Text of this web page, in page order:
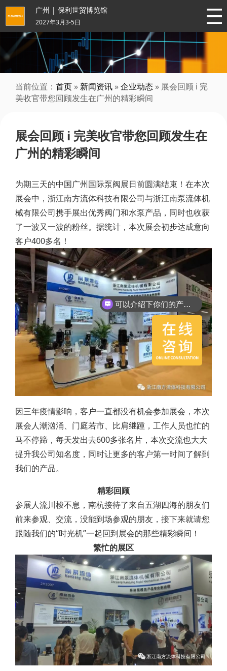
广州 | 保利世贸博览馆
2027年3月3-5日
当前位置： 首页 » 新闻资讯 »企业动态 » 展会回顾 i 完
美收官带您回顾发生在广州的精彩瞬间
展会回顾 i 完美收官带您回顾发生在
广州的精彩瞬间
为期三天的中国广州国际泵阀展日前圆满结束！在本次
展会中，浙江南方流体科技有限公司与浙江南泵流体机
械有限公司携手展出优秀阀门和水泵产品，同时也收获
了一波又一波的粉丝。据统计，本次展会初步达成意向
客户400多名！
因三年疫情影响，客户一直都没有机会参加展会，本次
展会人潮汹涌、门庭若市、比肩继踵，工作人员也忙的
马不停蹄，每天发出去600多张名片，本次交流也大大
提升我公司知名度，同时让更多的客户第一时间了解到
我们的产品。
精彩回顾
参展人流川梭不息，南杭接待了来自五湖四海的朋友们
前来参观、交流，没能到场参观的朋友，接下来就请您
跟随我们的“时光机”一起回到展会的那些精彩瞬间！
繁忙的展区